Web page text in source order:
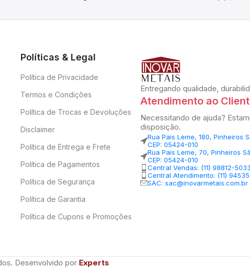
Políticas & Legal
Política de Privacidade
Termos e Condições
Política de Trocas e Devoluções
Disclaimer
Política de Entrega e Frete
Política de Pagamentos
Política de Segurança
Política de Garantia
Política de Cupons e Promoções
Entregando qualidade,
Atendimento ao
Necessitando de ajuda?
disposição.
Rua Pais Leme, 180, Pinheiros
CEP: 05424-010
Rua Pais Leme, 70, Pinheiros
CEP: 05424-010
Central Vendas: (11) 98812-5033
Central Atendimento: (11)
SAC: sac@inovarmetais.com.br
Desenvolvido por Experts